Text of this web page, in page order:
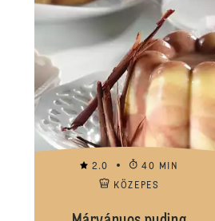
2.0
40 MIN
KÖZEPES